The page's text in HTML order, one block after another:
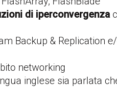
di iperconvergenza
Backup & Replication
networking
inglese sia parlata